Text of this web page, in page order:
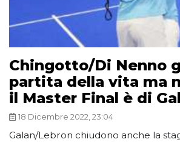
Chingotto/Di Nenno
partita della vita ma
il Master Final è di
18 Dicembre 2022, 23:04
Galan/Lebron chiudono anche la